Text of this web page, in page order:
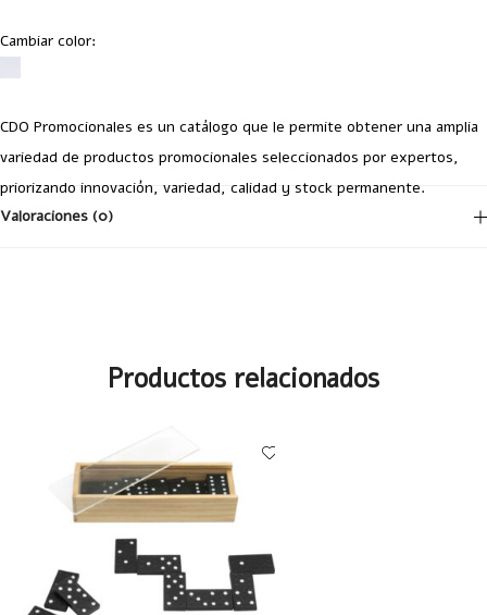
Cambiar color:
CDO Promocionales es un catálogo que le permite obtener una amplia
variedad de productos promocionales seleccionados por expertos,
priorizando innovación, variedad, calidad y stock permanente.
Valoraciones (0)
Tu dirección de correo electrónico no será publicada. Los campos
Your Rating
stars
3 of
stars
4 of
stars
5 of
stars
Productos relacionados